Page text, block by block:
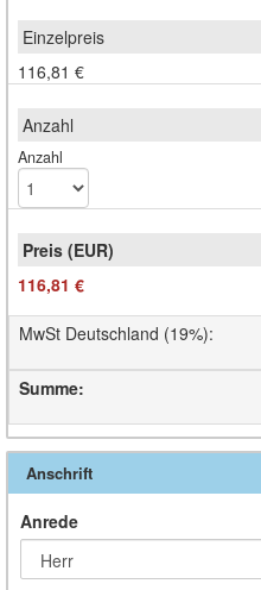
116,81 €
Anzahl
116,81 €
MwSt Deutschland (19%):
Summe:
Anschrift
Anrede